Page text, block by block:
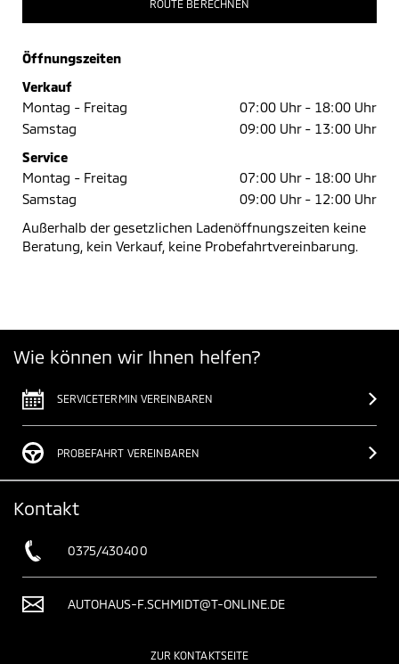
ROUTE BERECHNEN
Öffnungszeiten
Verkauf
Montag - Freitag
07:00 Uhr - 18:00 Uhr
Samstag
09:00 Uhr - 13:00 Uhr
Service
Montag - Freitag
07:00 Uhr - 18:00 Uhr
Samstag
09:00 Uhr - 12:00 Uhr
Außerhalb der gesetzlichen Ladenöffnungszeiten keine
Beratung, kein Verkauf, keine Probefahrtvereinbarung.
Wie können wir Ihnen helfen?
SERVICETERMIN VEREINBAREN
PROBEFAHRT VEREINBAREN
Kontakt
0375/430400
AUTOHAUS-F.SCHMIDT@T-ONLINE.DE
ZUR KONTAKTSEITE